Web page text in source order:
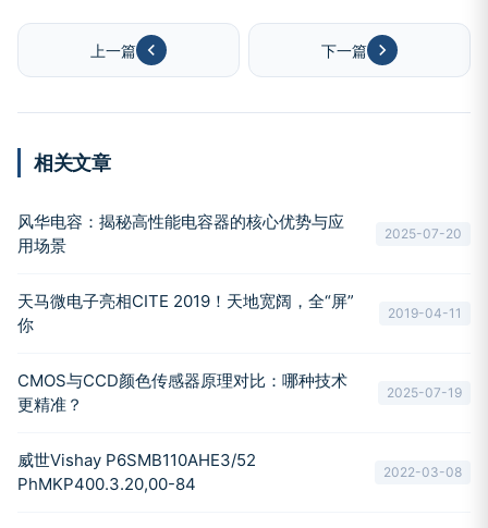
上一篇 下一篇
相关文章
风华电容：揭秘高性能电容器的核心优势与应
用场景
2025-07-20
天马微电子亮相CITE 2019！天地宽阔，全“屏”
你
2019-04-11
CMOS与CCD颜色传感器原理对比：哪种技术
更精准？
2025-07-19
威世Vishay P6SMB110AHE3/52
PhMKP400.3.20,00-84
2022-03-08